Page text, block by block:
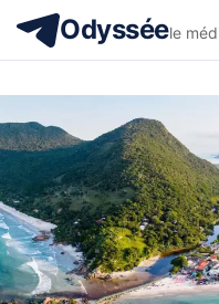
Odysséele